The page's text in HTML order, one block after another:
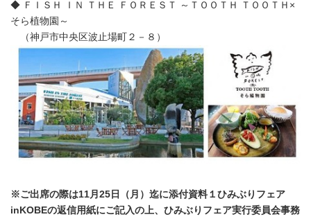
◆ ＦＩＳＨ ＩＮ ＴＨＥ ＦＯＲＥＳＴ ～ＴＯＯＴＨ ＴＯＯＴＨ×
そら植物園～
（神戸市中央区波止場町２－８）
※ご出席の際は11月25日（月）迄に添付資料１ひみぶりフェア
inKOBEの返信用紙にご記入の上、ひみぶりフェア実行委員会事務